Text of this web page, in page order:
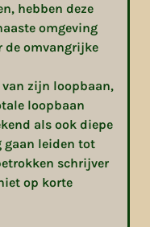
hebben deze
omgeving
de omvangrijke
zijn loopbaan,
loopbaan
als ook diepe
gaan leiden tot
schrijver
op korte